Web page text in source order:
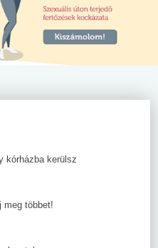
kórházba kerülsz
meg többet!